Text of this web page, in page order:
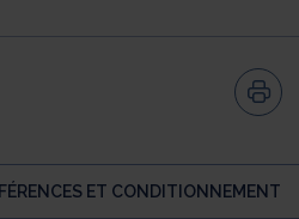
ET CONDITIONNEMENT